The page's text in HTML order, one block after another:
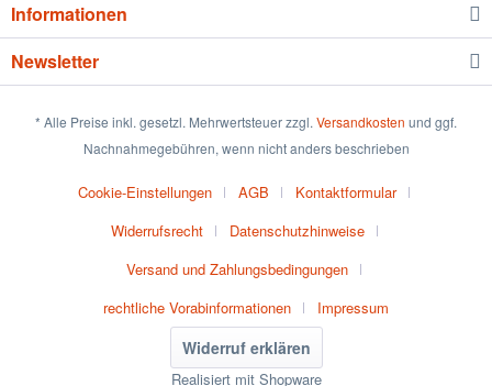
Informationen
Newsletter
* Alle Preise inkl. gesetzl. Mehrwertsteuer zzgl. Versandkosten und ggf.
Nachnahmegebühren, wenn nicht anders beschrieben
Cookie-Einstellungen AGB
Kontaktformular
Widerrufsrecht
Datenschutzhinweise
Versand und Zahlungsbedingungen
rechtliche Vorabinformationen
Impressum
Widerruf erklären
Realisiert mit Shopware